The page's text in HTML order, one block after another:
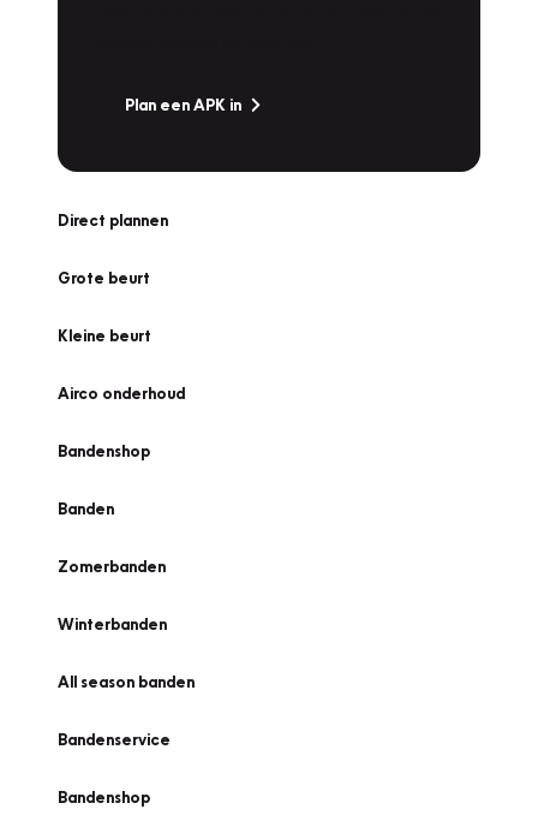
Plan een APK in
Direct plannen
Grote beurt
Kleine beurt
Airco onderhoud
Bandenshop
Banden
Zomerbanden
Winterbanden
All season banden
Bandenservice
Bandenshop